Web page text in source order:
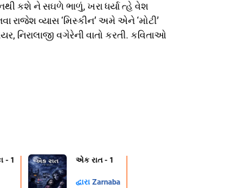
કશે ને સઘળે ભાળું, ખરા ધર્યા ત્હે વેશ
વ્યાસ ‘મિસ્કીન’ અમે એને ‘મોટી’
નિરાલાજી વગેરેની વાતો કરતી. કવિતાઓ
- 1 એક રાત - 1
દ્વારા Zarnaba